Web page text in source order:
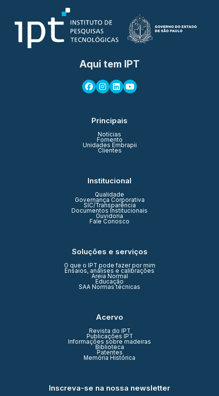
Aqui tem IPT
Principais
Notícias
Fomento
Unidades Embrapii
Clientes
Institucional
Qualidade
Governança Corporativa
SIC/Transparência
Documentos Institucionais
Ouvidoria
Fale Conosco
Soluções e serviços
O que o IPT pode fazer por mim
Ensaios, análises e calibrações
Areia Normal
Educação
SAA Normas técnicas
Acervo
Revista do IPT
Publicações IPT
Informações sobre madeiras
Biblioteca
Patentes
Memória Histórica
Inscreva-se na nossa newsletter